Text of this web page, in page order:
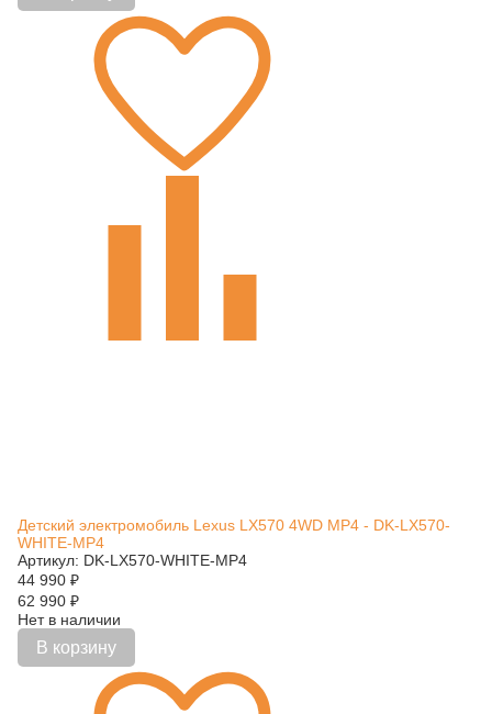
Детский электромобиль Lexus LX570 4WD MP4 - DK-LX570-
WHITE-MP4
Артикул: DK-LX570-WHITE-MP4
44 990 ₽
62 990 ₽
Нет в наличии
В корзину